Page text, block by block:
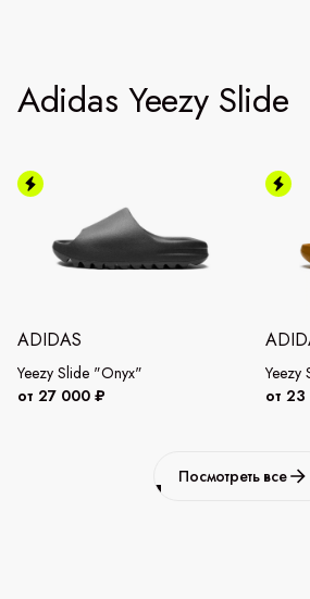
Adidas Yeezy Slide
ADIDAS
Yeezy Slide "Onyx"
от 27 000 ₽
от
Посмотреть все